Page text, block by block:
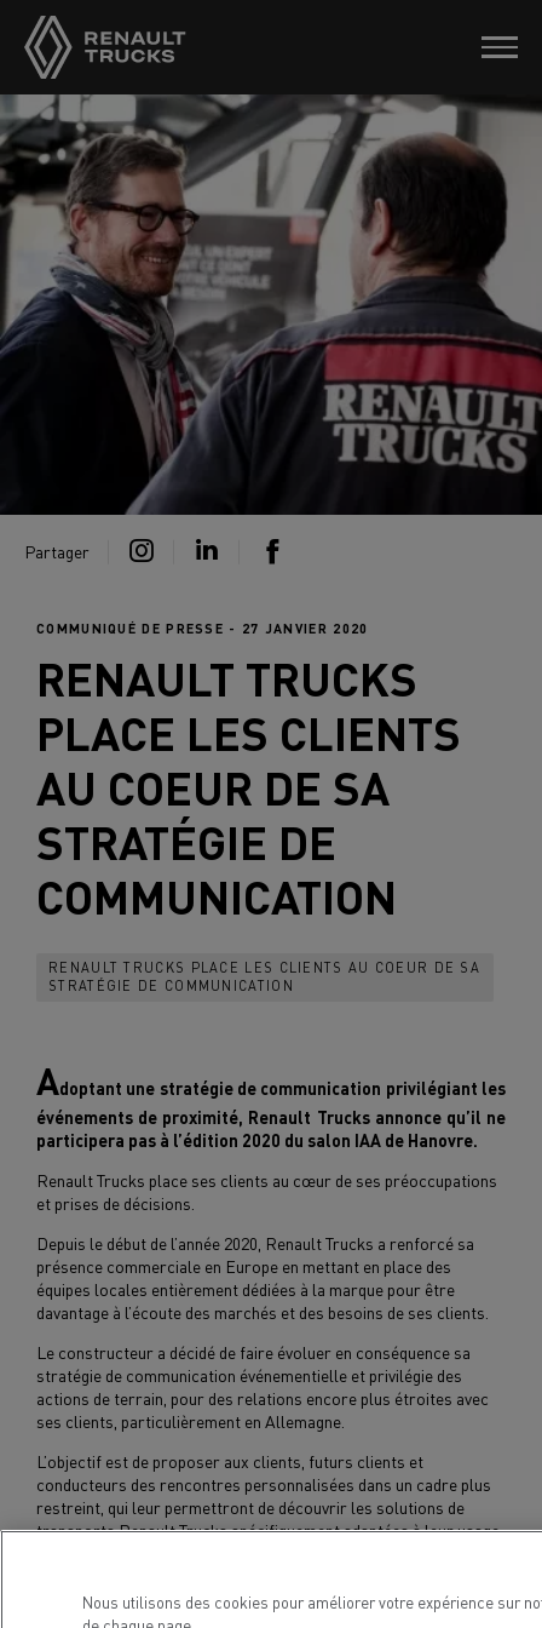
Partager
COMMUNIQUÉ DE PRESSE - 27 JANVIER 2020
RENAULT TRUCKS
PLACE LES CLIENTS
AU COEUR DE SA
STRATÉGIE DE
COMMUNICATION
RENAULT TRUCKS PLACE LES CLIENTS AU COEUR DE SA
STRATÉGIE DE COMMUNICATION
Adoptant une stratégie de communication privilégiant les
événements de proximité, Renault Trucks annonce qu’il ne
participera pas à l’édition 2020 du salon IAA de Hanovre.
Renault Trucks place ses clients au cœur de ses préoccupations
et prises de décisions.
Depuis le début de l’année 2020, Renault Trucks a renforcé sa
présence commerciale en Europe en mettant en place des
équipes locales entièrement dédiées à la marque pour être
davantage à l’écoute des marchés et des besoins de ses clients.
Le constructeur a décidé de faire évoluer en conséquence sa
stratégie de communication événementielle et privilégie des
actions de terrain, pour des relations encore plus étroites avec
ses clients, particulièrement en Allemagne.
L’objectif est de proposer aux clients, futurs clients et
conducteurs des rencontres personnalisées dans un cadre plus
restreint, qui leur permettront de découvrir les solutions de
transports Renault Trucks spécifiquement adaptées à leur usage,
Aussi Renault Trucks a-t-il décidé de ne pas participer à l’édition
2020 du salon IAA.
Nous utilisons des cookies pour améliorer votre expérience sur